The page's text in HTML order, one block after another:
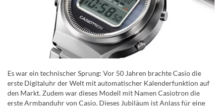
Es war ein technischer Sprung: Vor 50 Jahren brachte Casio die
erste Digitaluhr der Welt mit automatischer Kalenderfunktion auf
den Markt. Zudem war dieses Modell mit Namen Casiotron die
erste Armbanduhr von Casio. Dieses Jubiläum ist Anlass für eine